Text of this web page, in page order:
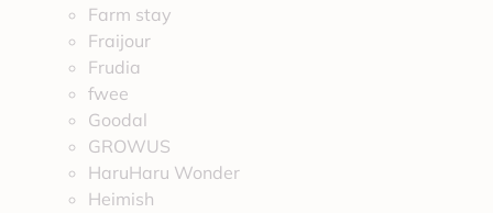
Farm stay
Fraijour
Frudia
fwee
Goodal
GROWUS
HaruHaru Wonder
Heimish